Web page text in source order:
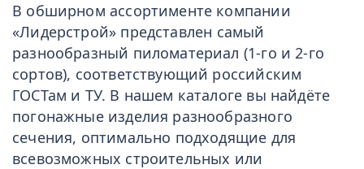
В обширном ассортименте компании
«Лидерстрой» представлен самый
разнообразный пиломатериал (1-го и 2-го
сортов), соответствующий российским
ГОСТам и ТУ. В нашем каталоге вы найдёте
погонажные изделия разнообразного
сечения, оптимально подходящие для
всевозможных строительных или